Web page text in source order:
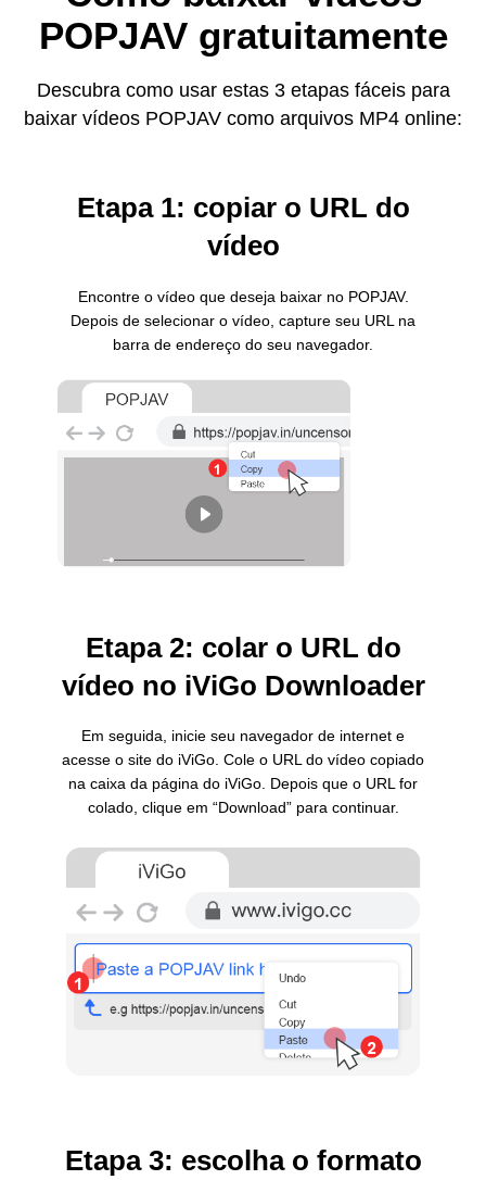
POPJAV gratuitamente
Descubra como usar estas 3 etapas fáceis para
baixar vídeos POPJAV como arquivos MP4 online:
Etapa 1: copiar o URL do
vídeo
Encontre o vídeo que deseja baixar no POPJAV.
Depois de selecionar o vídeo, capture seu URL na
barra de endereço do seu navegador.
Etapa 2: colar o URL do
vídeo no iViGo Downloader
Em seguida, inicie seu navegador de internet e
acesse o site do iViGo. Cole o URL do vídeo copiado
na caixa da página do iViGo. Depois que o URL for
colado, clique em “Download” para continuar.
Etapa 3: escolha o formato